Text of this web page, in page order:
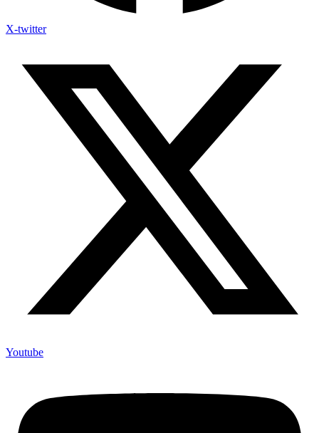
X-twitter
Youtube